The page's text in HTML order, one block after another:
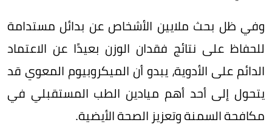
وفي ظل بحث ملايين الأشخاص عن بدائل مستدامة
للحفاظ على نتائج فقدان الوزن بعيدًا عن الاعتماد
الدائم على الأدوية، يبدو أن الميكروبيوم المعوي قد
يتحول إلى أحد أهم ميادين الطب المستقبلي في
مكافحة السمنة وتعزيز الصحة الأيضية.